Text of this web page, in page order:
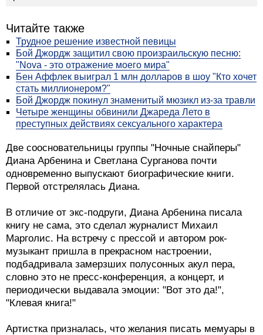
Читайте также
Трудное решение известной певицы
Бой Джордж защитил свою произраильскую песню:
"Nova - это отражение моего мира"
Бен Аффлек выиграл 1 млн долларов в шоу "Кто хочет
стать миллионером?"
Бой Джордж покинул знаменитый мюзикл из-за травли
Четыре женщины обвинили Джареда Лето в
преступных действиях сексуального характера
Две соосновательницы группы "Ночные снайперы"
Диана Арбенина и Светлана Сурганова почти
одновременно выпускают биографические книги.
Первой отстрелялась Диана.
В отличие от экс-подруги, Диана Арбенина писала
книгу не сама, это сделал журналист Михаил
Марголис. На встречу с прессой и автором рок-
музыкант пришла в прекрасном настроении,
подбадривала замерзших полусонных акул пера,
словно это не пресс-конференция, а концерт, и
периодически выдавала эмоции: "Вот это да!",
"Клевая книга!"
Артистка призналась, что желания писать мемуары в